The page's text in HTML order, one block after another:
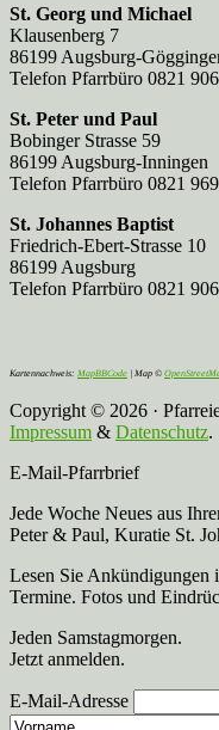
St. Georg und Michael
Klausenberg 7
86199 Augsburg-
Telefon Pfarrbüro 0821
St. Peter und Paul
Bobinger Strasse 59
86199 Augsburg-Inningen
Telefon Pfarrbüro 0821
St. Johannes Baptist
Friedrich-Ebert-Strasse 10
86199 Augsburg
Telefon Pfarrbüro 0821
Kartennachweis: MapBBCode | Map ©
Copyright © 2026 ·
Impressum & Datenschutz.
E-Mail-Pfarrbrief
Jede Woche Neues aus
Peter & Paul, Kuratie St.
Lesen Sie Ankündigungen
Termine. Fotos und
Jeden Samstagmorgen.
Jetzt anmelden.
E-Mail-Adresse